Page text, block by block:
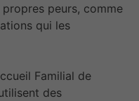
propres peurs, comme
qui les
Familial de
des